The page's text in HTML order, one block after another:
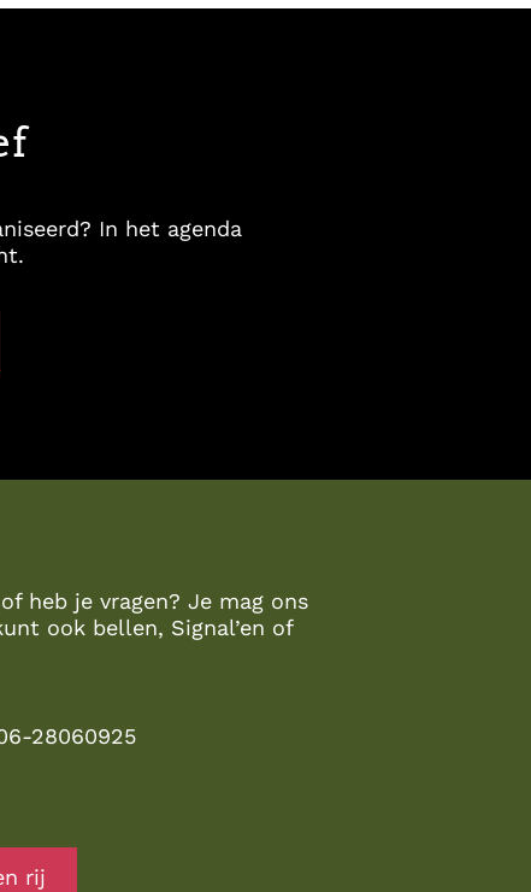
In het agenda
heb je vragen? Je mag ons
ook bellen, Signal’en of
28060925
rij